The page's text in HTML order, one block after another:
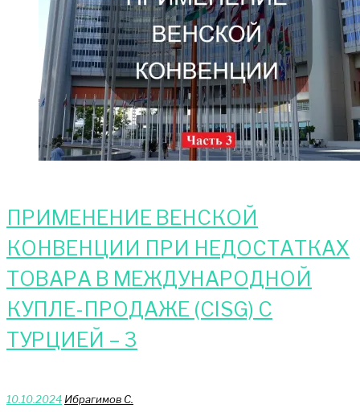
ПРИМЕНЕНИЕ ВЕНСКОЙ
КОНВЕНЦИИ ПРИ НЕДОСТАТКАХ
ТОВАРА В МЕЖДУНАРОДНОЙ
КУПЛЕ-ПРОДАЖЕ (CISG) С
ТУРЦИЕЙ – 3
10.10.2024 Ибрагимов С.